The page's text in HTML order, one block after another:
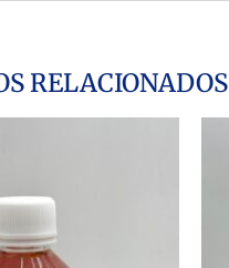
RELACIONADOS